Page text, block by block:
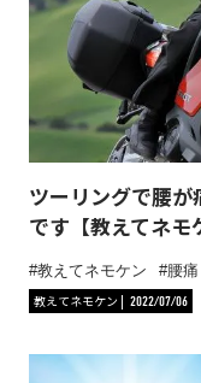
ツーリングで腰
です【教えてネモ
教えてネモケン 腰痛
教えてネモケン
2022/07/06